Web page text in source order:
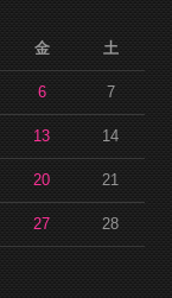
金 土
6 7
13 14
20 21
27 28